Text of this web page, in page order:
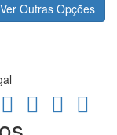
Ver Outras Opções